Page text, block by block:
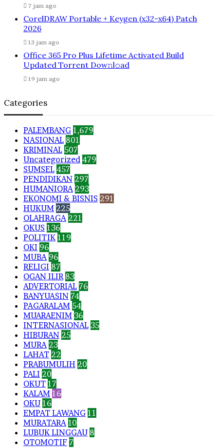
7 jam ago
CorelDRAW Portable + Keygen (x32-x64) Patch
2026
13 jam ago
Office 365 Pro Plus Lifetime Activated Build
Updated Torrent Dow𝚗l𝚘аd
19 jam ago
Categories
PALEMBANG 1,679
NASIONAL 801
KRIMINAL 507
Uncategorized 479
SUMSEL 457
PENDIDIKAN 297
HUMANIORA 293
EKONOMI & BISNIS 291
HUKUM 225
OLAHRAGA 221
OKUS 136
POLITIK 119
OKI 96
MUBA 96
RELIGI 87
OGAN ILIR 83
ADVERTORIAL 76
BANYUASIN 74
PAGARALAM 54
MUARAENIM 36
INTERNASIONAL 35
HIBURAN 25
MURA 23
LAHAT 22
PRABUMULIH 20
PALI 20
OKUT 17
KALAM 16
OKU 16
EMPAT LAWANG 11
MURATARA 10
LUBUK LINGGAU 8
OTOMOTIF 7